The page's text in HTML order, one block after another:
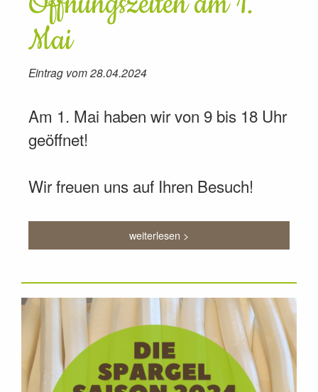
Mai
Eintrag vom 28.04.2024
Am 1. Mai haben wir von 9 bis 18 Uhr
geöffnet!
Wir freuen uns auf Ihren Besuch!
weiterlesen >